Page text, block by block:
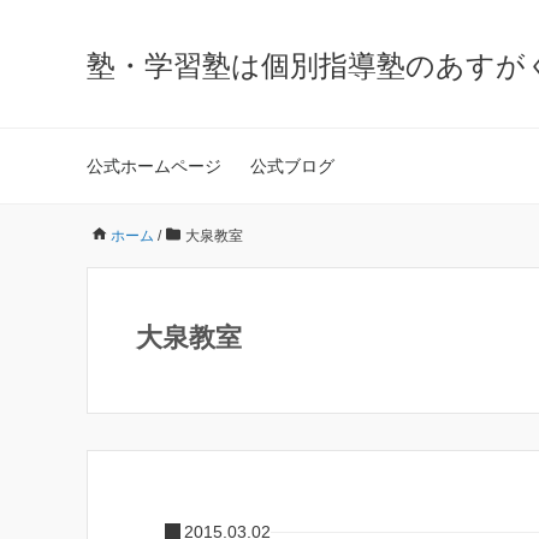
塾・学習塾は個別指導塾のあすが
公式ホームページ 公式ブログ
ホーム / 大泉教室
大泉教室
2015.03.02